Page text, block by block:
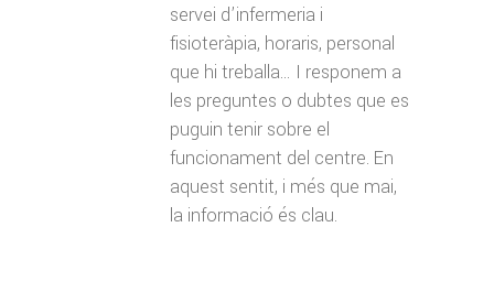
servei d’infermeria i
fisioteràpia, horaris, personal
que hi treballa… I responem a
les preguntes o dubtes que es
puguin tenir sobre el
funcionament del centre. En
aquest sentit, i més que mai,
la informació és clau.